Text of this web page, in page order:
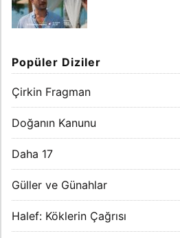
Popüler Diziler
Çirkin Fragman
Doğanın Kanunu
Daha 17
Güller ve Günahlar
Halef: Köklerin Çağrısı